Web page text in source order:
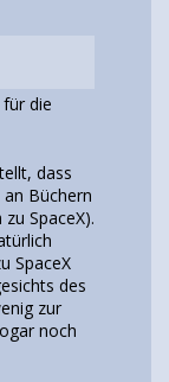
die
dass
Büchern
SpaceX).
SpaceX
des
zur
noch